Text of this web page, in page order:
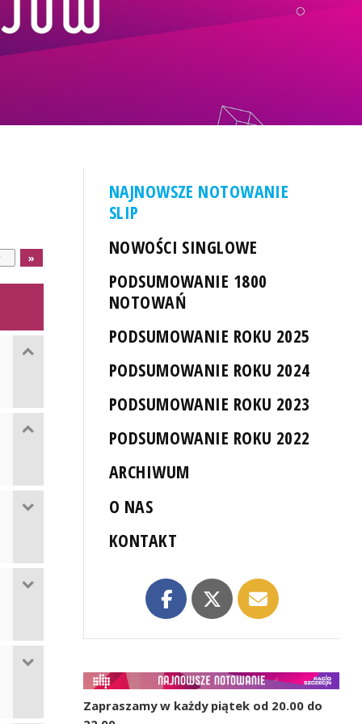
NAJNOWSZE NOTOWANIE
SLIP
NOWOŚCI SINGLOWE
PODSUMOWANIE 1800
NOTOWAŃ
PODSUMOWANIE ROKU 2025
PODSUMOWANIE ROKU 2024
PODSUMOWANIE ROKU 2023
PODSUMOWANIE ROKU 2022
ARCHIWUM
O NAS
KONTAKT
Zapraszamy w każdy piątek od 20.00 do